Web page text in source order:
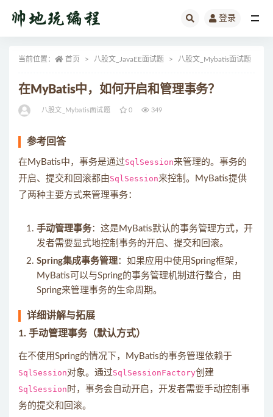
登录
当前位置： 首页 八股文_JavaEE面试题 八股文_Mybatis面试题
在MyBatis中，如何开启和管理事务？
八股文_Mybatis面试题 0 349
参考回答
在MyBatis中，事务是通过SqlSession来管理的。事务的
开启、提交和回滚都由 SqlSession来控制。MyBatis提供
了两种主要方式来管理事务：
手动管理事务：这是MyBatis默认的事务管理方式，开
发者需要显式地控制事务的开启、提交和回滚。
Spring集成事务管理：如果应用中使用Spring框架，
MyBatis可以与Spring的事务管理机制进行整合，由
Spring来管理事务的生命周期。
详细讲解与拓展
1. 手动管理事务（默认方式）
在不使用Spring的情况下，MyBatis的事务管理依赖于
SqlSession对象。通过SqlSessionFactory创建
SqlSession 时，事务会自动开启，开发者需要手动控制事
务的提交和回滚。